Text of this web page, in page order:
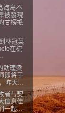
海岛不
被發現
甘榜擔
林冠英
在梳
助理梁
即将于
昨天...
者与契
信息佳
一起...